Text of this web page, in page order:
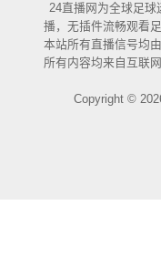
24直播网为全球足
播，无插件流畅观看
本站所有直播信号均
所有内容均来自互联
Copyright ©